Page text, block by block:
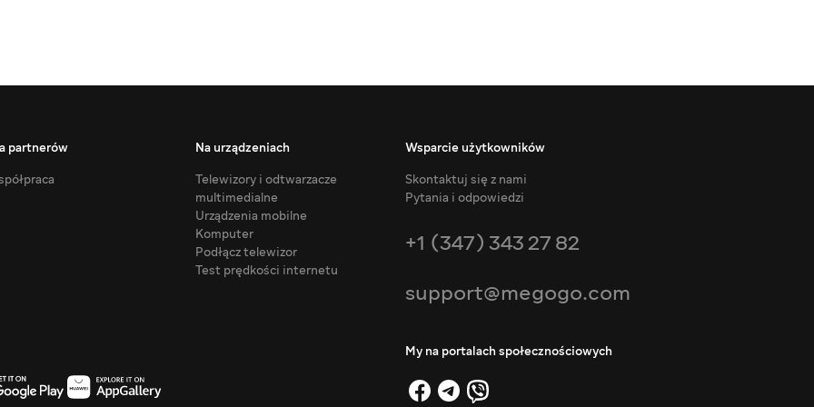
partnerów
Na urządzeniach
Telewizory i odtwarzacze
multimedialne
Urządzenia mobilne
Komputer
Podłącz telewizor
Test prędkości internetu
Wsparcie użytkowników
Skontaktuj się z nami
Pytania i odpowiedzi
+1 (347) 343 27 82
support@megogo.com
My na portalach społecznościowych